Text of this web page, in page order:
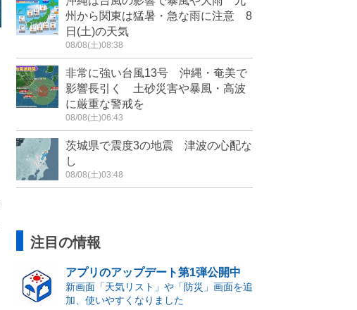
州から関東は猛暑・急な雨に注意 8
日(土)の天気
08/08(土)08:38
非常に強い台風13号 沖縄・奄美で
影響長引く 土砂災害や暴風・高波
に厳重な警戒を
08/08(土)06:43
茨城県で震度3の地震 津波の心配な
し
08/08(土)03:48
注目の情報
アプリのアップデート第1弾公開中
新画面「天気リスト」や「防災」画面を追
加、使いやすくなりました